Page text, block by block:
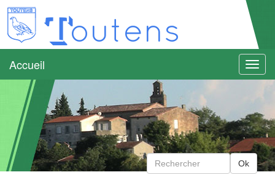
Toutens
Menu
Accueil